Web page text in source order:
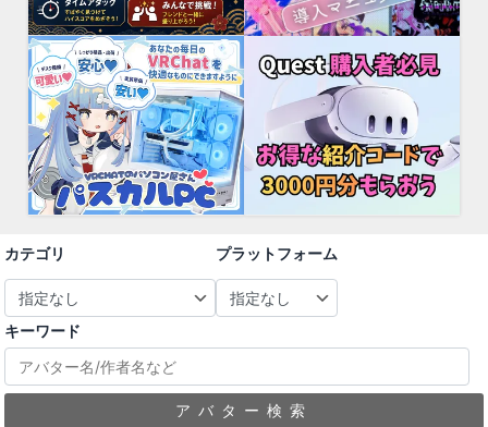
カテゴリ プラットフォーム
キーワード
アバター検索